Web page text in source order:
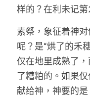
样的？在利未记
素祭，象征着神
呢？是“烘了的禾
仅在地里成熟了
了糟粕的。如果
献给神，神要的